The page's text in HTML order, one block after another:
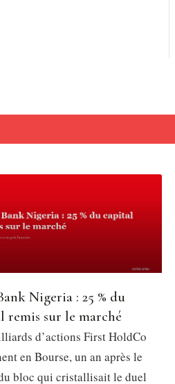
Nigeria : 25 % du
remis sur le marché
d’actions First HoldCo
en Bourse, un an après le
bloc qui cristallisait le duel